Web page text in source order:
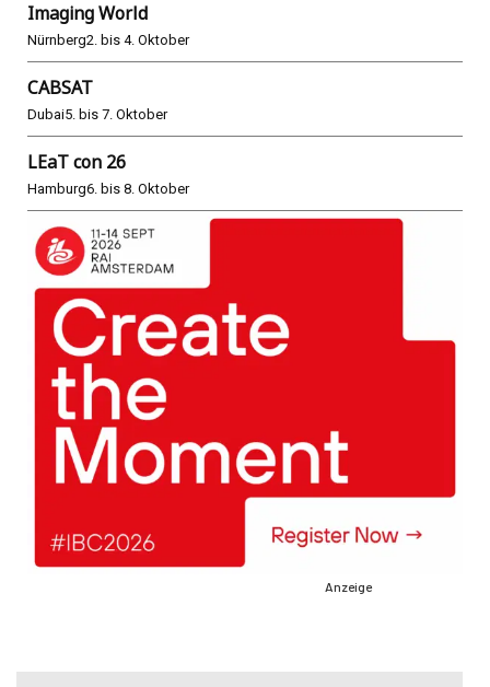
Imaging World
Nürnberg2. bis 4. Oktober
CABSAT
Dubai5. bis 7. Oktober
LEaT con 26
Hamburg6. bis 8. Oktober
Anzeige